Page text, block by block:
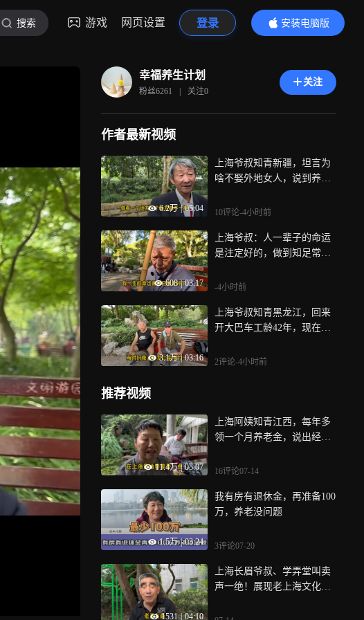
搜索 游戏 网页设置 登录
安装电脑版
内容更精彩
幸福养生计划
粉丝6261 | 关注0
关注
作者最新视频
6.2万 | 05:04
上海爷叔知青新疆，坦言为
啥不娶外地女人，说到养老
10评论-4小时前
608 | 03:17
上海爷叔：人一辈子的命运
是注定好的，做到知足常乐
-4小时前
3.1万 | 03:16
上海爷叔知青黑龙江，回来
开大巴车工龄42年，现在退
2评论-4小时前
推荐视频
11.4万 | 05:07
上海阿姨知青江西，每年多
领一个月养老金，说出经历
16评论07-14
1.5万 | 03:24
我有房有退休金，再准备100
万，养老没问题
3评论07-20
1531 | 04:10
上海长眉爷叔、学弄堂叫卖
声一绝！展现老上海文化令